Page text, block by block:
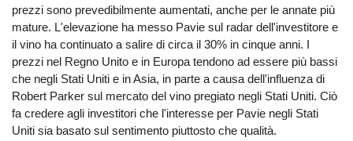
prezzi sono prevedibilmente aumentati, anche per le annate più
mature. L'elevazione ha messo Pavie sul radar dell'investitore e
il vino ha continuato a salire di circa il 30% in cinque anni. I
prezzi nel Regno Unito e in Europa tendono ad essere più bassi
che negli Stati Uniti e in Asia, in parte a causa dell'influenza di
Robert Parker sul mercato del vino pregiato negli Stati Uniti. Ciò
fa credere agli investitori che l'interesse per Pavie negli Stati
Uniti sia basato sul sentimento piuttosto che qualità.